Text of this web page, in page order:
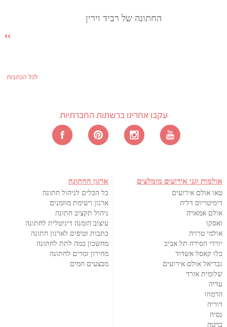
החתונה של רביד וירין
לכל הכתבות
עקבו אחרינו ברשתות החברתיות
אולמות וגני אירועים מומלצים
טאו אולם אירועים
דימיטריוס דליה
אולם אמארה
ואסקו
אולמי טרויה
יורדי הסירה תל אביב
בלו קאסל אשדוד
גבריאל אולם אירועים
שלומית אזרד
עדיה
הרמוזו
דוריה
נסיה
ברטה
ארגון החתונה
כל הכלים לניהול חתונה
ארגון רשימת מוזמנים
ניהול תקציב חתונה
עיצוב הזמנה דיגיטלית לחתונה
כתבות וטיפים לארגון חתונה
מחשבון כמה לתת לחתונה
מחירון זמרים לחתונה
מבצעים חמים